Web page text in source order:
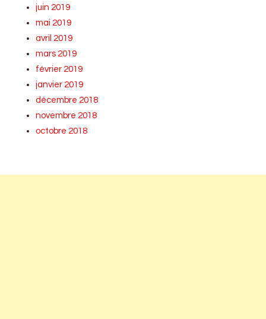
juin 2019
mai 2019
avril 2019
mars 2019
février 2019
janvier 2019
décembre 2018
novembre 2018
octobre 2018